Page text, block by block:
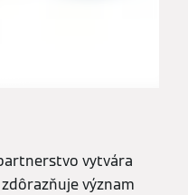
vytvára
význam